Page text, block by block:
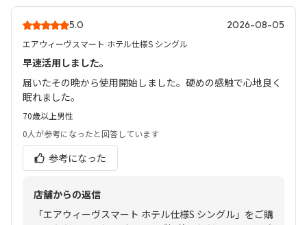
5.0 2026-08-05
エアウィーヴスマート ホテル仕様S シングル
早速活用しました。
届いたその晩から使用開始しました。硬めの感触で心地良く
眠れました。
70歳以上男性
0人が参考になったと回答しています
参考になった
店舗からの返信
「エアウィーヴスマート ホテル仕様S シングル」をご購